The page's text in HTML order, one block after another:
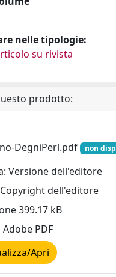
nelle tipologie:
su rivista
prodotto:
DegniPerl.pdf
non
Versione dell'editore
dell'editore
399.17 kB
PDF
Apri